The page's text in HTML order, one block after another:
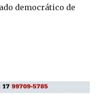
democrático de